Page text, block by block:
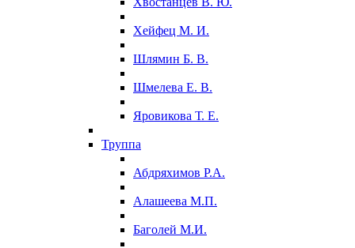
Хейфец М. И.
Шлямин Б. В.
Шмелева Е. В.
Яровикова Т. Е.
Труппа
Абдряхимов Р.А.
Алашеева М.П.
Баголей М.И.